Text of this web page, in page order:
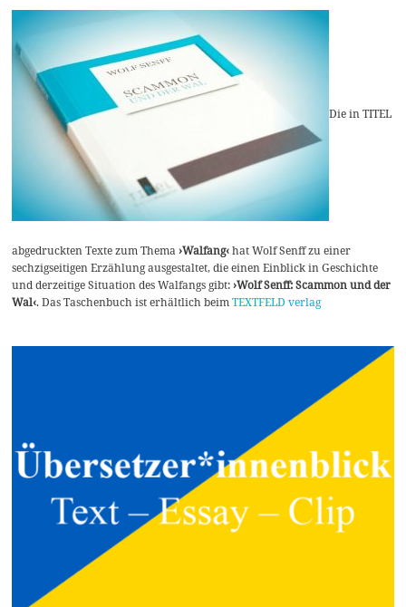
Die in TITEL
abgedruckten Texte zum Thema›Walfang‹hat Wolf Senff zu einer
sechzigseitigen Erzählung ausgestaltet, die einen Einblick in Geschichte
und derzeitige Situation des Walfangs gibt:›Wolf Senff: Scammon und der
Wal‹. Das Taschenbuch ist erhältlich beimTEXTFELD verlag